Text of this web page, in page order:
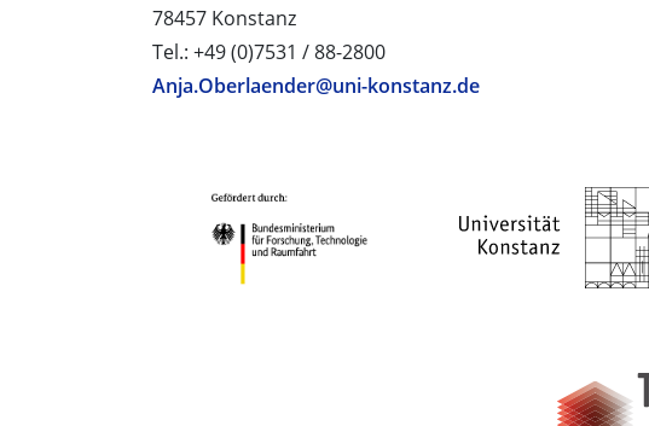
78457 Konstanz
Tel.: +49 (0)7531 / 88-2800
Anja.Oberlaender@uni-konstanz.de